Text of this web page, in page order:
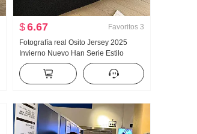
$6.67 Favoritos 3
Fotografía real Osito Jersey 2025
Invierno Nuevo Han Serie Estilo
Suave Dulce Juguetón Reducción de
edad Top chic